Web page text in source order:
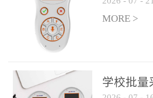
整个过程不超过 30 秒，完
美融入正常教学流程，避
免打断课堂连贯性。无论
点讲解互动，还是课后即
时反馈，QVote 都能灵活
MORE >
学校批量